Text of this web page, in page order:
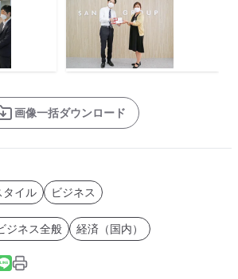
画像一括ダウンロード
タイル ビジネス
ジネス全般 経済（国内）